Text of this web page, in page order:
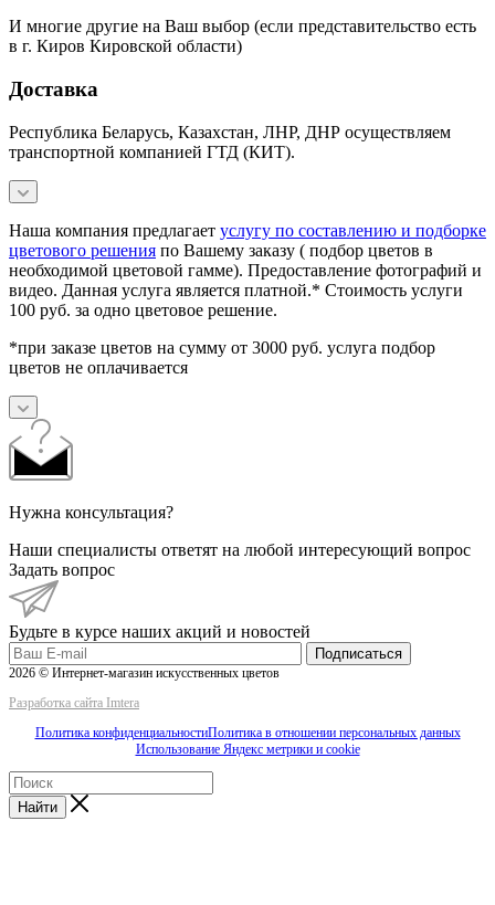
И многие другие на Ваш выбор (если представительство есть
в г. Киров Кировской области)
Доставка
Республика Беларусь, Казахстан, ЛНР, ДНР осуществляем
транспортной компанией ГТД (КИТ).
Наша компания предлагает услугу по составлению и подборке
цветового решения по Вашему заказу ( подбор цветов в
необходимой цветовой гамме). Предоставление фотографий и
видео. Данная услуга является платной.* Стоимость услуги
100 руб. за одно цветовое решение.
*при заказе цветов на сумму от 3000 руб. услуга подбор
цветов не оплачивается
Нужна консультация?
Наши специалисты ответят на любой интересующий вопрос
Задать вопрос
Будьте в курсе наших акций и новостей
Подписаться
2026 © Интернет-магазин искусственных цветов
Разработка сайта Imtera
Политика конфиденциальностиПолитика в отношении персональных данных
Использование Яндекс метрики и cookie
Найти